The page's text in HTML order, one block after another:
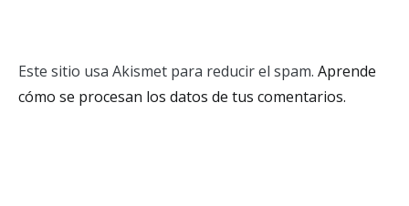
Este sitio usa Akismet para reducir el spam. Aprende
cómo se procesan los datos de tus comentarios.